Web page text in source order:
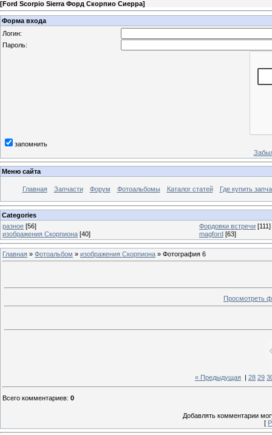
[Ford Scorpio Sierra Форд Скорпио Сиерра]
Форма входа
Логин:
Пароль:
запомнить
Меню сайта
Главная Запчасти Форум Фотоальбомы Каталог статей Где купить
Categories
разное [56] Фордовки встречи [111]
изображения Скорпиона [40] magford [63]
Главная » Фотоальбом » изображения Скорпиона » Фотография 6
Просмотреть
« Предыдущая 28 29
Всего комментариев: 0
Добавлять комментарии
[